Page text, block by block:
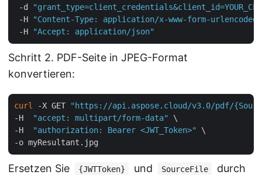
-d
-H
"Content-Type: application/x-www-form-urlencoded"
-H
"Accept: application/json"
Schritt 2. PDF-Seite in JPEG-Format
konvertieren:
curl -X GET
"https://api.aspose.cloud/v3.0/pdf/
-H
"accept: multipart/form-data"
\
-H
"authorization: Bearer <JWT_Token>"
\
Ersetzen Sie {JWTToken} und SourceFile
durch